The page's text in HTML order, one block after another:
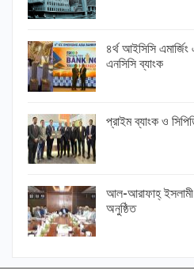
৪র্থ আইসিসি এমার্জিং
এনসিসি ব্যাংক
প্রাইম ব্যাংক ও
আল-আরাফাহ্ ইসলামী
অনুষ্ঠিত